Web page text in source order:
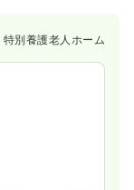
特別養護老人ホーム